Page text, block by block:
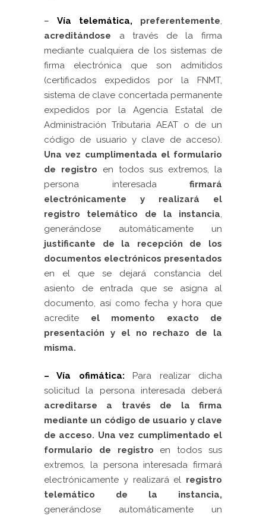
– Vía telemática, preferentemente,
acreditándose a través de la firma
mediante cualquiera de los sistemas de
firma electrónica que son admitidos
(certificados expedidos por la FNMT,
sistema de clave concertada permanente
expedidos por la Agencia Estatal de
Administración Tributaria AEAT o de un
código de usuario y clave de acceso).
Una vez cumplimentada el formulario
de registro en todos sus extremos, la
persona interesada firmará
electrónicamente y realizará el
registro telemático de la instancia,
generándose automáticamente un
justificante de la recepción de los
documentos electrónicos presentados
en el que se dejará constancia del
asiento de entrada que se asigna al
documento, así como fecha y hora que
acredite el momento exacto de
presentación y el no rechazo de la
misma.
– Vía ofimática: Para realizar dicha
solicitud la persona interesada deberá
acreditarse a través de la firma
mediante un código de usuario y clave
de acceso. Una vez cumplimentado el
formulario de registro en todos sus
extremos, la persona interesada firmará
electrónicamente y realizará el registro
telemático de la instancia,
generándose automáticamente un